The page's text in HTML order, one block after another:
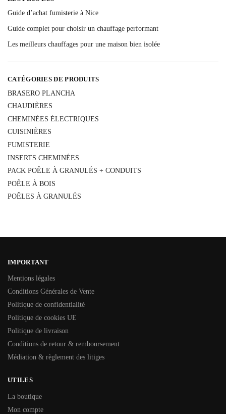
Guide d’achat fumisterie à Nice
Guide complet pour choisir un chauffage performant
Les meilleurs chauffages pour une maison bien isolée
CATÉGORIES DE PRODUITS
BRASERO PLANCHA
CHAUDIÈRES
CHEMINÉES ÉLECTRIQUES
CUISINIÈRES
FUMISTERIE
INSERTS CHEMINÉES
PACK POÊLE À GRANULÉS + CONDUITS
POÊLE À BOIS
POÊLES À GRANULÉS
IMPORTANT
Mentions légales
Conditions Générales de Vente
Politique de confidentialité
Politique de cookies UE
Politique de livraison
Conditions de retour & remboursement
Médiation & règlement des litiges
UTILES
La boutique
Mon compte